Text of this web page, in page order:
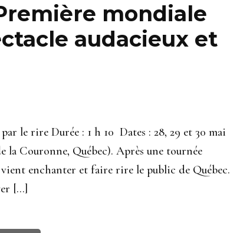
mondiale
audacieux et
le rire Durée : 1 h 10 Dates : 28, 29 et 30 mai
la Couronne, Québec). Après une tournée
enchanter et faire rire le public de Québec.
[…]